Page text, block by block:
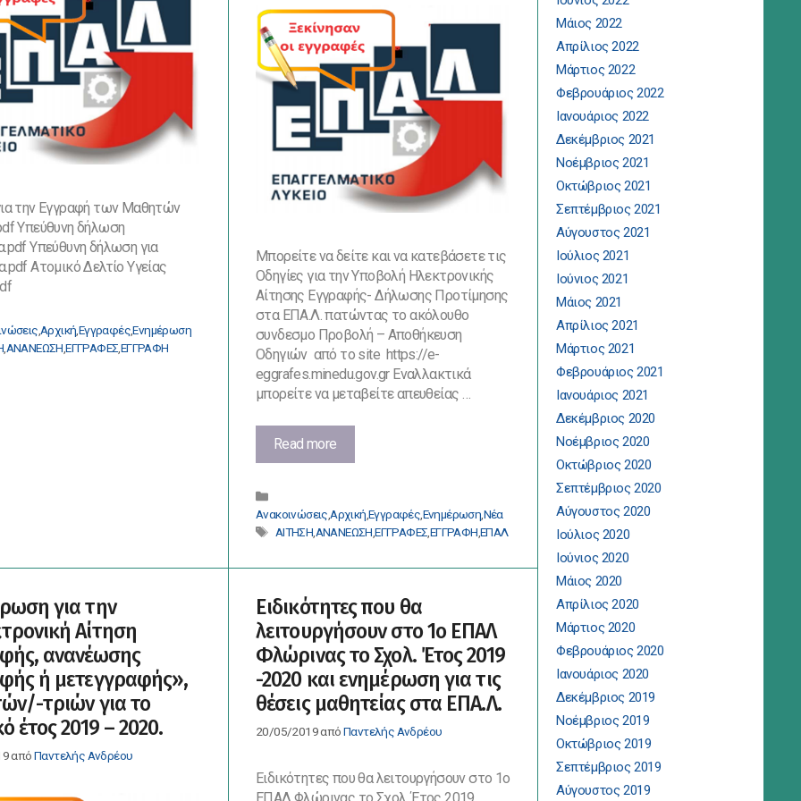
σχολικό
έτος
2019
–
2020
την Εγγραφή των Μαθητών
Υπεύθυνη δήλωση
Υπεύθυνη δήλωση για
Ατομικό Δελτίο Υγείας
,Αρχική,Εγγραφές,Ενημέρωση
,ΑΝΑΝΕΩΣΗ,ΕΓΓΡΑΦΕΣ,ΕΓΓΡΑΦΗ
Μπορείτε να δείτε και να κατεβάσετε τις
Οδηγίες για την Υποβολή Ηλεκτρονικής
Αίτησης Εγγραφής- Δήλωσης Προτίμησης
στα ΕΠΑ.Λ. πατώντας το ακόλουθο
συνδεσμο Προβολή – Αποθήκευση
Οδηγιών από το site https://e-
eggrafes.minedu.gov.gr Εναλλακτικά
μπορείτε να μεταβείτε απευθείας …
Read moreΟδηγίες
για
Ηλεκτρονικής
Αίτησης
ΕΠΑ.Λ.
Βήμα-
Βήμα
Ανακοινώσεις,Αρχική,Εγγραφές,Ενημέρωση,Νέα
Ετικέτες
ΑΙΤΗΣΗ,ΑΝΑΝΕΩΣΗ,ΕΓΓΡΑΦΕΣ,ΕΓΓΡΑΦΗ,ΕΠΑΛ
για την
Αίτηση
ανανέωσης
ή μετεγγραφής»,
τριών για το
έτος 2019 – 2020.
απόΠαντελής Ανδρέου
Ειδικότητες που θα
λειτουργήσουν στο 1ο ΕΠΑΛ
Φλώρινας το Σχολ. Έτος 2019
-2020 και ενημέρωση για τις
θέσεις μαθητείας στα ΕΠΑ.Λ.
20/05/2019απόΠαντελής Ανδρέου
Ειδικότητες που θα λειτουργήσουν στο 1ο
Μάιος 2022
Απρίλιος 2022
Μάρτιος 2022
Φεβρουάριος 2022
Ιανουάριος 2022
Δεκέμβριος 2021
Νοέμβριος 2021
Οκτώβριος 2021
Σεπτέμβριος 2021
Αύγουστος 2021
Ιούλιος 2021
Ιούνιος 2021
Μάιος 2021
Απρίλιος 2021
Μάρτιος 2021
Φεβρουάριος 2021
Ιανουάριος 2021
Δεκέμβριος 2020
Νοέμβριος 2020
Οκτώβριος 2020
Σεπτέμβριος 2020
Αύγουστος 2020
Ιούλιος 2020
Ιούνιος 2020
Μάιος 2020
Απρίλιος 2020
Μάρτιος 2020
Φεβρουάριος 2020
Ιανουάριος 2020
Δεκέμβριος 2019
Νοέμβριος 2019
Οκτώβριος 2019
Σεπτέμβριος 2019
Αύγουστος 2019